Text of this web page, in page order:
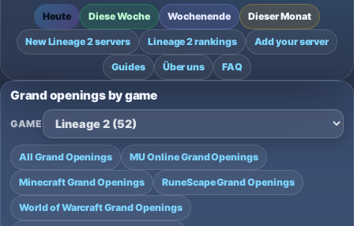
Heute Diese Woche Wochenende Dieser Monat
New Lineage 2 servers Lineage 2 rankings Add your server
Guides Über uns FAQ
Grand openings by game
GAME
All Grand Openings MU Online Grand Openings
Minecraft Grand Openings RuneScape Grand Openings
World of Warcraft Grand Openings